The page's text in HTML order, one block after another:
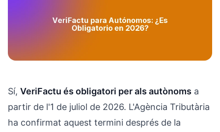
Sí, VeriFactu és obligatori per als autònoms a
partir de l'1 de juliol de 2026. L'Agència Tributària
ha confirmat aquest termini després de la